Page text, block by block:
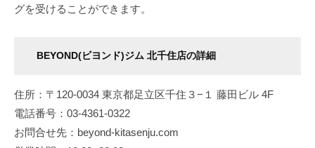
グを受けることができます。
BEYOND(ビヨンド)ジム 北千住店の詳細
住所：〒120-0034 東京都足立区千住３−１ 藤田ビル 4F
電話番号：03-4361-0322
お問合せ先：beyond-kitasenju.com